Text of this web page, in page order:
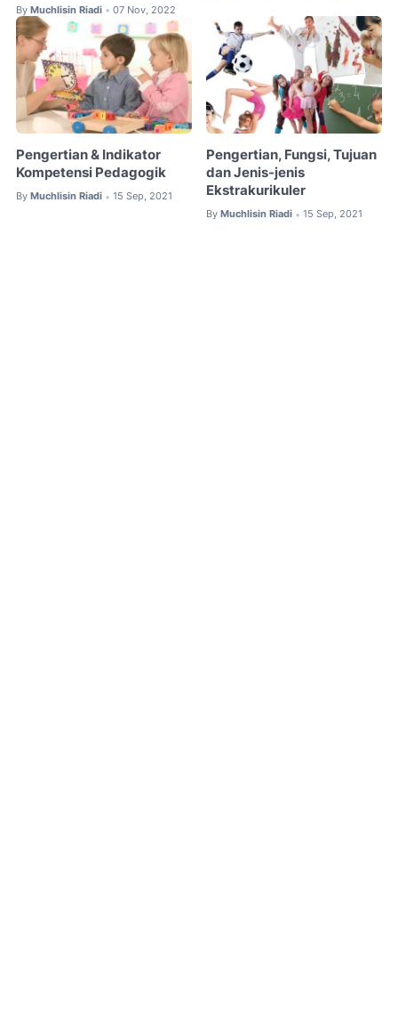
By Muchlisin Riadi • 07 Nov, 2022
Pengertian & Indikator
Kompetensi Pedagogik
By Muchlisin Riadi • 15 Sep, 2021
Pengertian, Fungsi, Tujuan
dan Jenis-jenis
Ekstrakurikuler
By Muchlisin Riadi • 15 Sep, 2021